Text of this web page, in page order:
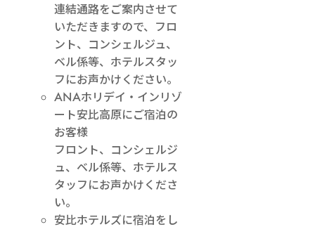
連結通路をご案内させて
いただきますので、フロ
ント、コンシェルジュ、
ベル係等、ホテルスタッ
フにお声かけください。
ANAホリデイ・インリゾ
ート安比高原にご宿泊の
お客様
フロント、コンシェルジ
ュ、ベル係等、ホテルス
タッフにお声かけくださ
い。
安比ホテルズに宿泊をし